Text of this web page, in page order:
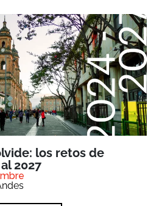
los retos de
2027